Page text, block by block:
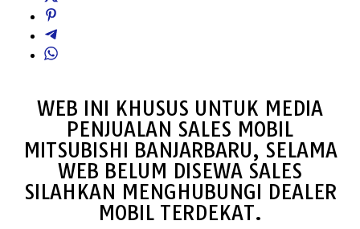
WEB INI KHUSUS UNTUK MEDIA
PENJUALAN SALES MOBIL
MITSUBISHI BANJARBARU, SELAMA
WEB BELUM DISEWA SALES
SILAHKAN MENGHUBUNGI DEALER
MOBIL TERDEKAT.